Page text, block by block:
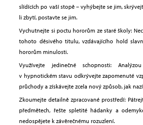
slídících po vaší stopě – vyhýbejte se jim,
li zbytí, postavte se jim.
Vychutnejte si poctu hororům ze staré školy:
tohoto děsivého titulu, vzdávajícího hold
hororům minulosti.
Využívejte jedinečné schopnosti:
v hypnotickém stavu odkrývejte zapomenuté
průchody a získávejte zcela nový způsob, jak
Zkoumejte detailně zpracované prostředí:
předmětech, řešte spletité hádanky a
nedospějete k závěrečnému rozuzlení.